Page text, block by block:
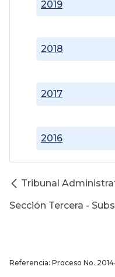
2016
2017
2018
2019
Tribunal
Sección Tercera -
Referencia: Proceso No.